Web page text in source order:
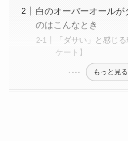
白のオーバーオールが
のはこんなとき
「ダサい」と感じ
ケート】
もっと見る